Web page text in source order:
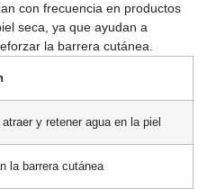
con frecuencia en productos
seca, ya que ayudan a
la barrera cutánea.
y retener agua en la piel
la barrera cutánea